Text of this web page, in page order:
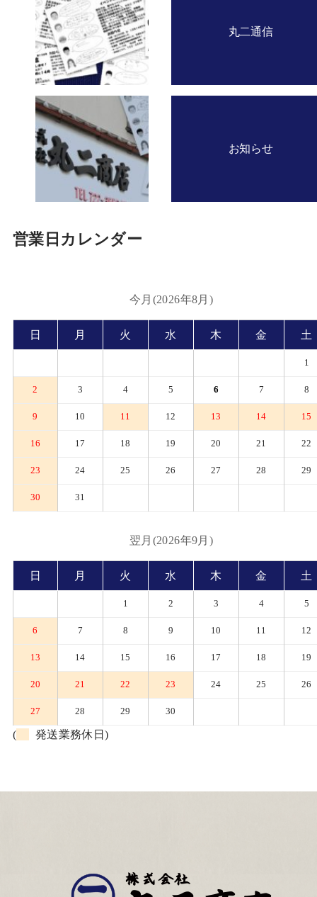
丸二通信
お知らせ
営業日カレンダー
今月(2026年8月)
日 月 火 水 木 金 土
1
2 3 4 5 6 7 8
9 10 11 12 13 14 15
16 17 18 19 20 21 22
23 24 25 26 27 28 29
30 31
翌月(2026年9月)
日 月 火 水 木 金 土
1 2 3 4 5
6 7 8 9 10 11 12
13 14 15 16 17 18 19
20 21 22 23 24 25 26
27 28 29 30
( 発送業務休日)